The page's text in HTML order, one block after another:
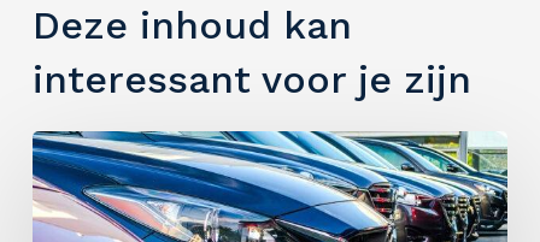
Deze inhoud kan
interessant voor je zijn